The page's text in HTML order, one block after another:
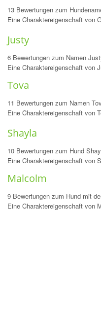
13 Bewertungen zum
Eine Charaktereigenschaft von
Justy
6 Bewertungen zum Namen
Eine Charaktereigenschaft von
Tova
11 Bewertungen zum Namen
Eine Charaktereigenschaft von
Shayla
10 Bewertungen zum Hund
Eine Charaktereigenschaft von
Malcolm
9 Bewertungen zum Hund mit
Eine Charaktereigenschaft von